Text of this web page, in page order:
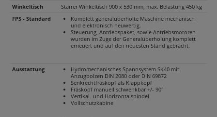
Winkeltisch
Starrer Winkeltisch 900 x 530 mm, max. Belastung 450 kg
FPS - Standard
Komplett generalüberholte Maschine mechanisch
und elektronisch neuwertig.
Steuerung, Antriebspaket, sowie Antriebsmotoren
wurden im Zuge der Generalüberholung komplett
erneuert und auf den neuesten Stand gebracht.
Ausstattung
Hydromechanisches Spannsystem SK40 mit
Anzugbolzen DIN 2080 oder DIN 69872
Senkrechtfräskopf als Klappkopf
Fräskopf manuell schwenkbar +/- 90°
Vertikal- und Horizontalspindel
Vollschutzkabine